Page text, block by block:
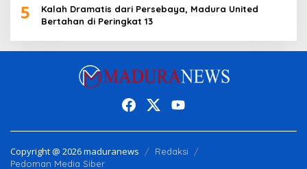
5
Kalah Dramatis dari Persebaya, Madura United
Bertahan di Peringkat 13
Copyright @ 2026 maduranews
Redaksi
Pedoman Media Siber